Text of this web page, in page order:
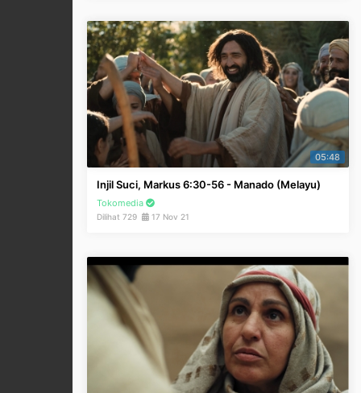
05:48
Injil Suci, Markus 6:30-56 - Manado (Melayu)
Tokomedia
Dilihat 729 17 Nov 21